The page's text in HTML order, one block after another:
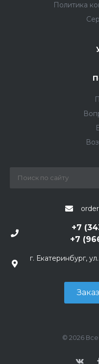
Политика
+7
+7
г. Екатеринбург,
© 2026